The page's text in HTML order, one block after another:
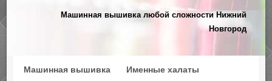
Машинная вышивка любой сложности Нижний
Новгород
$АКЦИИ
Машинная вышивка Именные халаты